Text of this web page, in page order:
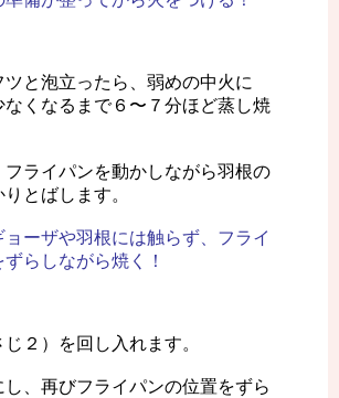
と泡立ったら、弱めの中火に
なくなるまで６〜７分ほど蒸し焼
フライパンを動かしながら羽根の
とばします。
ーザや羽根には触らず、フライ
らしながら焼く！
２）を回し入れます。
、再びフライパンの位置をずら